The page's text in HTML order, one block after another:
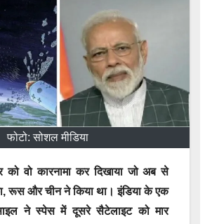
फोटो: सोशल मीडिया
को वो कारनामा कर दिखाया जो अब से
रूस और चीन ने किया था। इंडिया के एक
ने स्पेस में दूसरे सैटेलाइट को मार